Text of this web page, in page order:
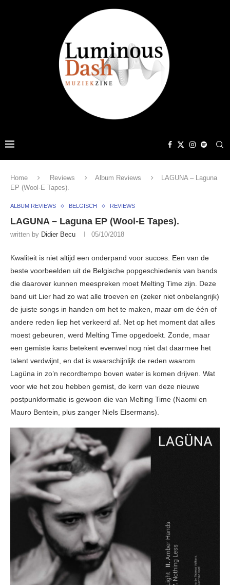
Home Reviews Album Reviews
LAGUNA – Laguna
EP (Wool-E Tapes).
ALBUM REVIEWS BELGISCH REVIEWS
LAGUNA – Laguna EP (Wool-E Tapes).
written by Didier Becu 05/10/2018
Kwaliteit is niet altijd een onderpand voor succes. Een van de
beste voorbeelden uit de Belgische popgeschiedenis van bands
die daarover kunnen meespreken moet Melting Time zijn. Deze
band uit Lier had zo wat alle troeven en (zeker niet onbelangrijk)
de juiste songs in handen om het te maken, maar om de één of
andere reden liep het verkeerd af. Net op het moment dat alles
moest gebeuren, werd Melting Time opgedoekt. Zonde, maar
een gemiste kans betekent evenwel nog niet dat daarmee het
talent verdwijnt, en dat is waarschijnlijk de reden waarom
Lagüna in zo’n recordtempo boven water is komen drijven. Wat
voor wie het zou hebben gemist, de kern van deze nieuwe
postpunkformatie is gewoon die van Melting Time (Naomi en
Mauro Bentein, plus zanger Niels Elsermans).